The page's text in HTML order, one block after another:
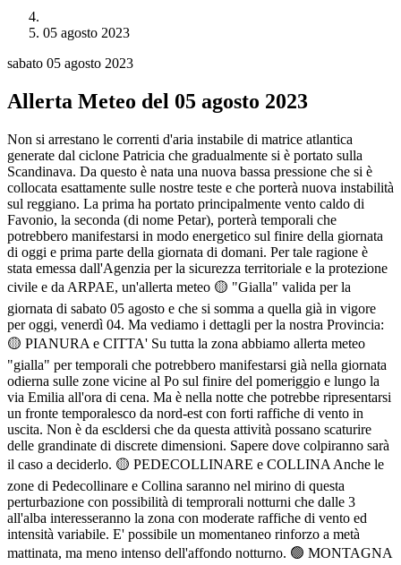
05 agosto 2023
sabato 05 agosto 2023
Allerta Meteo del 05 agosto 2023
Non si arrestano le correnti d'aria instabile di matrice atlantica
generate dal ciclone Patricia che gradualmente si è portato sulla
Scandinava. Da questo è nata una nuova bassa pressione che si è
collocata esattamente sulle nostre teste e che porterà nuova instabilità
sul reggiano. La prima ha portato principalmente vento caldo di
Favonio, la seconda (di nome Petar), porterà temporali che
potrebbero manifestarsi in modo energetico sul finire della giornata
di oggi e prima parte della giornata di domani. Per tale ragione è
stata emessa dall'Agenzia per la sicurezza territoriale e la protezione
civile e da ARPAE, un'allerta meteo 🟡 "Gialla" valida per la
giornata di sabato 05 agosto e che si somma a quella già in vigore
per oggi, venerdì 04. Ma vediamo i dettagli per la nostra Provincia:
🟡 PIANURA e CITTA' Su tutta la zona abbiamo allerta meteo
"gialla" per temporali che potrebbero manifestarsi già nella giornata
odierna sulle zone vicine al Po sul finire del pomeriggio e lungo la
via Emilia all'ora di cena. Ma è nella notte che potrebbe ripresentarsi
un fronte temporalesco da nord-est con forti raffiche di vento in
uscita. Non è da escldersi che da questa attività possano scaturire
delle grandinate di discrete dimensioni. Sapere dove colpiranno sarà
il caso a deciderlo. 🟡 PEDECOLLINARE e COLLINA Anche le
zone di Pedecollinare e Collina saranno nel mirino di questa
perturbazione con possibilità di temprorali notturni che dalle 3
all'alba interesseranno la zona con moderate raffiche di vento ed
intensità variabile. E' possibile un momentaneo rinforzo a metà
mattinata, ma meno intenso dell'affondo notturno. 🟢 MONTAGNA